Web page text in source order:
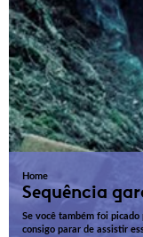
Home
Sequência
Se você também foi picado
consigo parar de assistir